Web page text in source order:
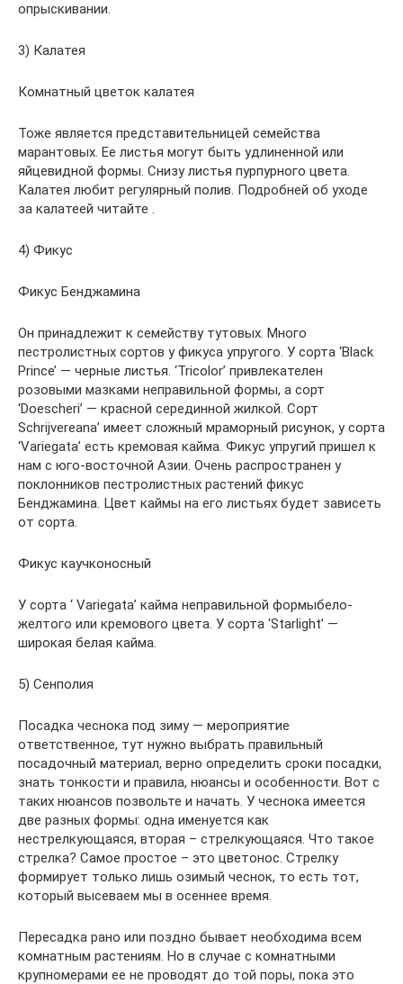
опрыскивании.
3) Калатея
Комнатный цветок калатея
Тоже является представительницей семейства
марантовых. Ее листья могут быть удлиненной или
яйцевидной формы. Снизу листья пурпурного цвета.
Калатея любит регулярный полив. Подробней об уходе
за калатеей читайте .
4) Фикус
Фикус Бенджамина
Он принадлежит к семейству тутовых. Много
пестролистных сортов у фикуса упругого. У сорта ‘Black
Prince’ — черные листья. ‘Tricolor’ привлекателен
розовыми мазками неправильной формы, а сорт
‘Doescheri’ — красной серединной жилкой. Сорт
Schrijvereana’ имеет сложный мраморный рисунок, у сорта
‘Variegata’ есть кремовая кайма. Фикус упругий пришел к
нам с юго-восточной Азии. Очень распространен у
поклонников пестролистных растений фикус
Бенджамина. Цвет каймы на его листьях будет зависеть
от сорта.
Фикус каучконосный
У сорта ‘ Variegata’ кайма неправильной формыбело-
желтого или кремового цвета. У сорта ‘Starlight’ —
широкая белая кайма.
5) Сенполия
Посадка чеснока под зиму — мероприятие
ответственное, тут нужно выбрать правильный
посадочный материал, верно определить сроки посадки,
знать тонкости и правила, нюансы и особенности. Вот с
таких нюансов позвольте и начать. У чеснока имеется
две разных формы: одна именуется как
нестрелкующаяся, вторая – стрелкующаяся. Что такое
стрелка? Самое простое – это цветонос. Стрелку
формирует только лишь озимый чеснок, то есть тот,
который высеваем мы в осеннее время.
Пересадка рано или поздно бывает необходима всем
комнатным растениям. Но в случае с комнатными
крупномерами ее не проводят до той поры, пока это